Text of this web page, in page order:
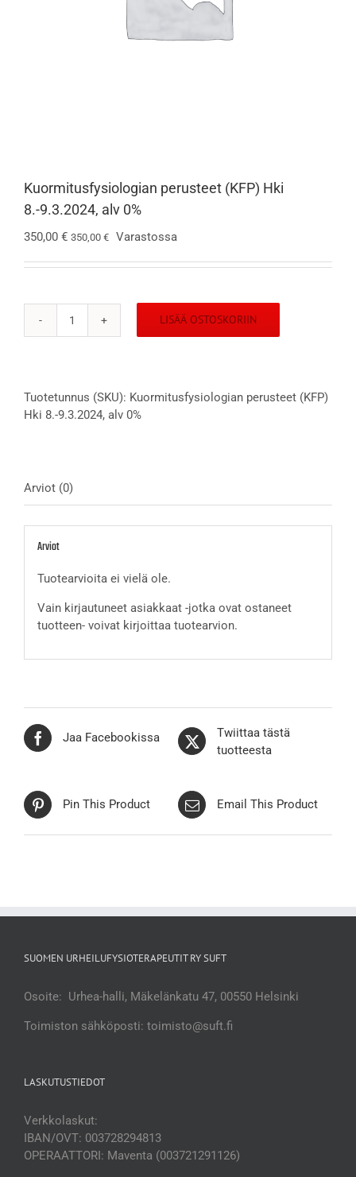
Kuormitusfysiologian perusteet (KFP) Hki
8.-9.3.2024, alv 0%
350,00 € 350,00 € Varastossa
Kuormitusfysiologian
8.-9.3.2024,
alv
LISÄÄ OSTOSKORIIN
Tuotetunnus (SKU): Kuormitusfysiologian perusteet (KFP)
Hki 8.-9.3.2024, alv 0%
Arviot (0)
Arviot
Tuotearvioita ei vielä ole.
Vain kirjautuneet asiakkaat -jotka ovat ostaneet
tuotteen- voivat kirjoittaa tuotearvion.
Jaa Facebookissa
Twiittaa tästä
tuotteesta
Pin This Product Email This Product
SUOMEN URHEILUFYSIOTERAPEUTIT RY SUFT
Osoite: Urhea-halli, Mäkelänkatu 47, 00550 Helsinki
Toimiston sähköposti: toimisto@suft.fi
LASKUTUSTIEDOT
Verkkolaskut:
IBAN/OVT: 003728294813
OPERAATTORI: Maventa (003721291126)